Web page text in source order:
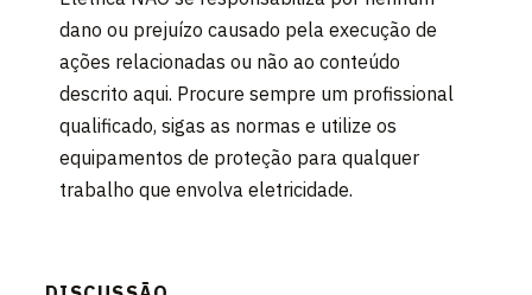
dano ou prejuízo causado pela execução de
ações relacionadas ou não ao conteúdo
descrito aqui. Procure sempre um profissional
qualificado, sigas as normas e utilize os
equipamentos de proteção para qualquer
trabalho que envolva eletricidade.